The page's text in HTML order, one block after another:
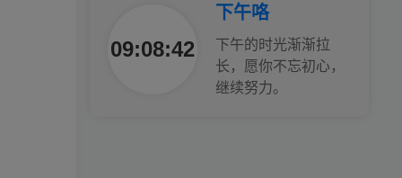
09:08:44
下午咯
下午的时光渐渐拉
长，愿你不忘初心，
继续努力。